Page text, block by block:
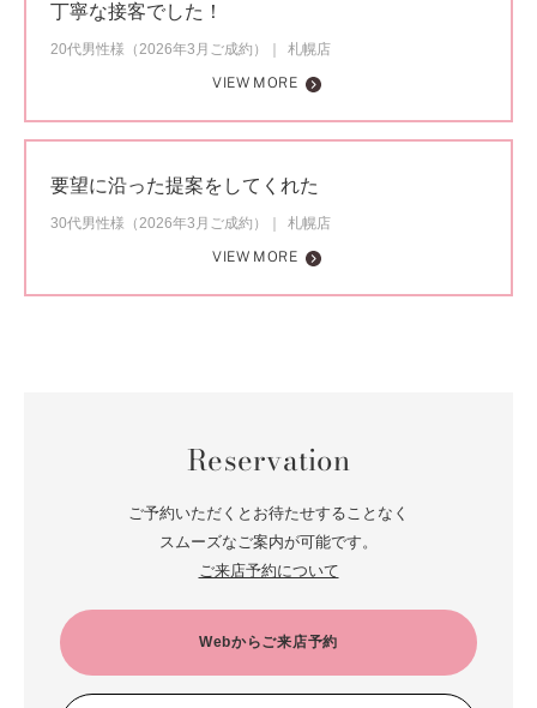
丁寧な接客でした！
20代男性様（2026年3月ご成約）
札幌店
VIEW MORE
要望に沿った提案をしてくれた
30代男性様（2026年3月ご成約）
札幌店
VIEW MORE
Reservation
ご予約いただくとお待たせすることなく
スムーズなご案内が可能です。
ご来店予約について
Webからご来店予約